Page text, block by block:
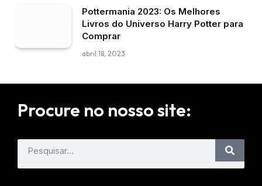
Pottermania 2023: Os Melhores
Livros do Universo Harry Potter para
Comprar
abril 18, 2023
Procure no nosso site: